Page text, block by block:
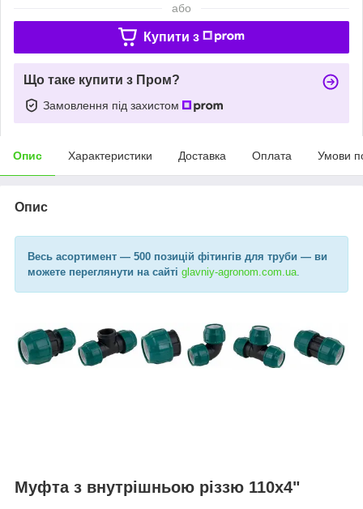
або
Купити з
Що таке купити з Пром?
Замовлення під захистом
Опис Характеристики Доставка Оплата Умови
Опис
Весь асортимент — 500 позицій фітингів для труби — ви
можете переглянути на сайті glavniy-agronom.com.ua​
Муфта з внутрішньою різзю 110х4"